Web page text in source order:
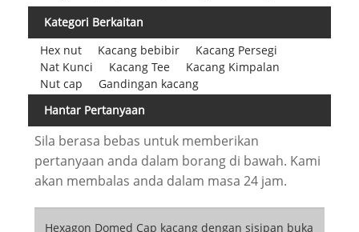
Kategori Berkaitan
Hex nut
Kacang bebibir
Kacang Persegi
Nat Kunci
Kacang Tee
Kacang Kimpalan
Nut cap
Gandingan kacang
Hantar Pertanyaan
Sila berasa bebas untuk memberikan
pertanyaan anda dalam borang di bawah. Kami
akan membalas anda dalam masa 24 jam.